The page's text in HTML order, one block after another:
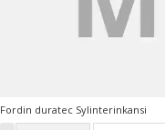
Fordin duratec Sylinterinkansi